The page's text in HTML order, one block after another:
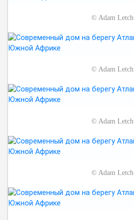
© Adam Letch
© Adam Letch
© Adam Letch
© Adam Letch